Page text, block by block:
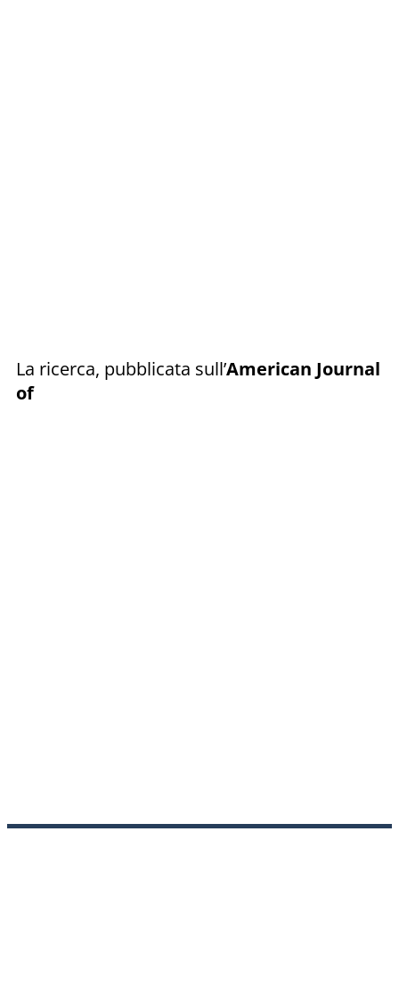
La ricerca, pubblicata sull’American Journal
of